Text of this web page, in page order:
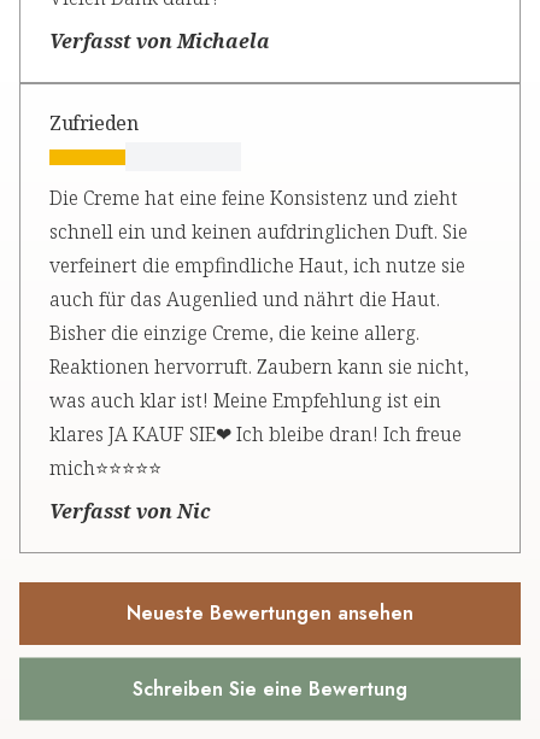
Verfasst von Michaela
Zufrieden
Die Creme hat eine feine Konsistenz und zieht
schnell ein und keinen aufdringlichen Duft. Sie
verfeinert die empfindliche Haut, ich nutze sie
auch für das Augenlied und nährt die Haut.
Bisher die einzige Creme, die keine allerg.
Reaktionen hervorruft. Zaubern kann sie nicht,
was auch klar ist! Meine Empfehlung ist ein
klares JA KAUF SIE❤ Ich bleibe dran! Ich freue
mich⭐⭐⭐⭐⭐
Verfasst von Nic
Neueste Bewertungen ansehen
Schreiben Sie eine Bewertung